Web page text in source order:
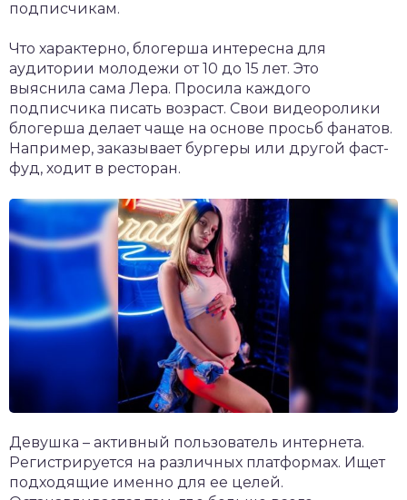
подписчикам.
Что характерно, блогерша интересна для
аудитории молодежи от 10 до 15 лет. Это
выяснила сама Лера. Просила каждого
подписчика писать возраст. Свои видеоролики
блогерша делает чаще на основе просьб фанатов.
Например, заказывает бургеры или другой фаст-
фуд, ходит в ресторан.
Девушка – активный пользователь интернета.
Регистрируется на различных платформах. Ищет
подходящие именно для ее целей.